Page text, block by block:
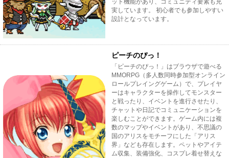
実しています。 初心者でも参加しやすい
設計となっています。
ピーチのぴっ！
「ピーチのぴっ！」はブラウザで遊べる
MMORPG（多人数同時参加型オンライン
ロールプレイングゲーム）で、プレイヤ
ーはキャラクターを操作してモンスター
と戦ったり、イベントを進行させたり、
チャットや日記でコミュニケーションを
楽しむことができます。ゲーム内には複
数のマップやイベントがあり、不思議の
国のアリスをモチーフにした「アリス
界」なども存在します。ペットやアイテ
ム収集、装備強化、コスプレ着せ替えな